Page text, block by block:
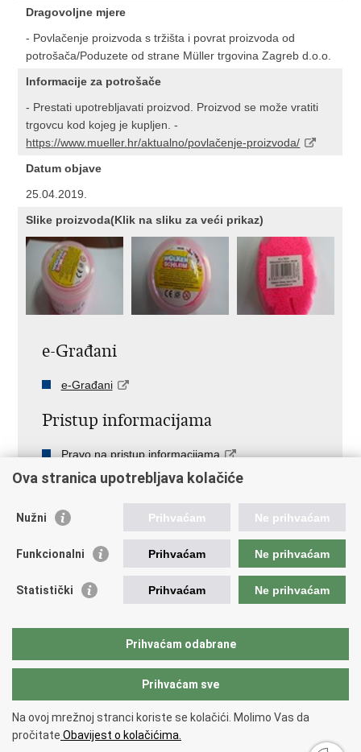
Dragovoljne mjere
- Povlačenje proizvoda s tržišta i povrat proizvoda od
potrošača/Poduzete od strane Müller trgovina Zagreb d.o.o.
Informacije za potrošače
- Prestati upotrebljavati proizvod. Proizvod se može vratiti
trgovcu kod kojeg je kupljen. -
https://www.mueller.hr/aktualno/povlačenje-proizvoda/
Datum objave
25.04.2019.
Slike proizvoda(Klik na sliku za veći prikaz)
e-Građani
e-Građani
Pristup informacijama
Pravo na pristup informacijama
Javna nabava
Pristup otvorenim podacima ministarstva
Važne poveznice
Vlada RH
Državna škola za javnu upravu
Copyright © 2026 Državni inspektorat.
Ova stranica upotrebljava kolačiće
Nužni Prihvaćam Ne prihvaćam
Funkcionalni Prihvaćam Ne prihvaćam
Statistički Prihvaćam Ne prihvaćam
Prihvaćam odabrane
Prihvaćam sve
Na ovoj mrežnoj stranci koriste se kolačići. Molimo Vas da
pročitate Obavijest o kolačićima.